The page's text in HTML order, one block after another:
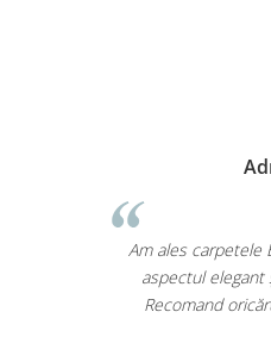
Primul lucru pe
BeeGreen. În
ce păstrează